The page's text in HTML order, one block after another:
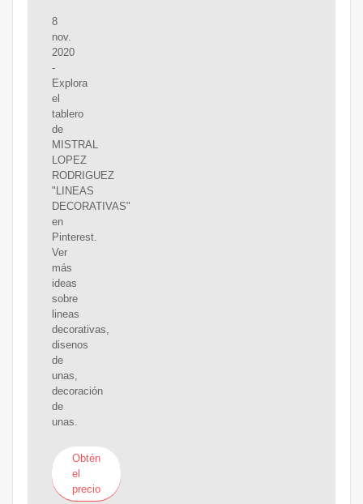
8
nov.
2020
-
Explora
el
tablero
de
MISTRAL
LOPEZ
RODRIGUEZ
"LINEAS
DECORATIVAS"
en
Pinterest.
Ver
más
ideas
sobre
lineas
decorativas,
disenos
de
unas,
decoración
de
unas.
Obtén
el
precio